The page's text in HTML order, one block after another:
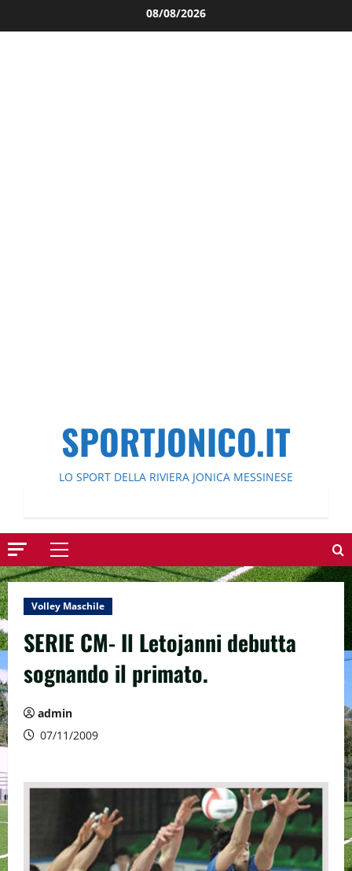
al
08/08/2026
SPORTJONICO.IT
LO SPORT DELLA RIVIERA JONICA MESSINESE
Menu
principale
Volley Maschile
SERIE CM- Il Letojanni debutta
sognando il primato.
admin
07/11/2009